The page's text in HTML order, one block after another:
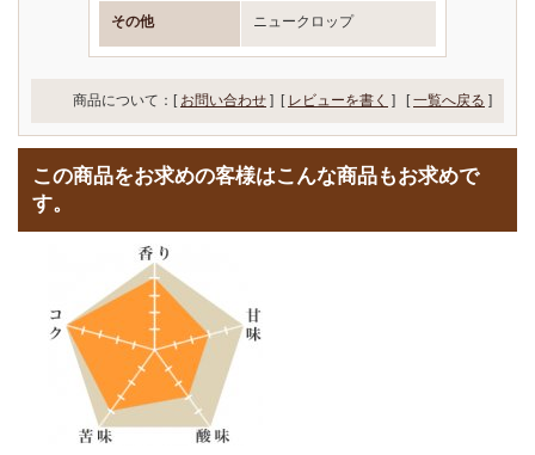
その他 ニュークロップ
商品について：[ お問い合わせ ] [ レビューを書く ] [一覧へ戻る ]
この商品をお求めの客様はこんな商品もお求めで
す。